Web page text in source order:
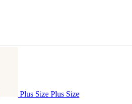
Plus Size Plus Size